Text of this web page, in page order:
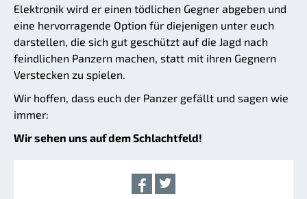
Elektronik wird er einen tödlichen Gegner abgeben und
eine hervorragende Option für diejenigen unter euch
darstellen, die sich gut geschützt auf die Jagd nach
feindlichen Panzern machen, statt mit ihren Gegnern
Verstecken zu spielen.
Wir hoffen, dass euch der Panzer gefällt und sagen wie
immer:
Wir sehen uns auf dem Schlachtfeld!